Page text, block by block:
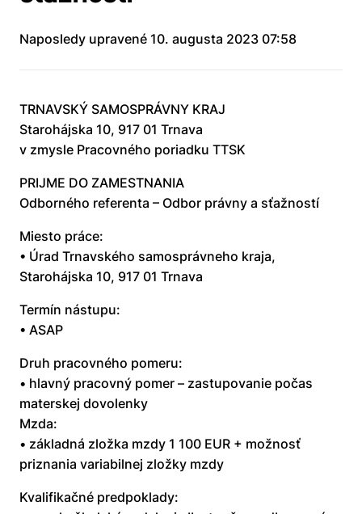
Naposledy upravené 10. augusta 2023 07:58
TRNAVSKÝ SAMOSPRÁVNY KRAJ
Starohájska 10, 917 01 Trnava
v zmysle Pracovného poriadku TTSK
PRIJME DO ZAMESTNANIA
Odborného referenta – Odbor právny a sťažností
Miesto práce:
• Úrad Trnavského samosprávneho kraja,
Starohájska 10, 917 01 Trnava
Termín nástupu:
• ASAP
Druh pracovného pomeru:
• hlavný pracovný pomer – zastupovanie počas
materskej dovolenky
Mzda:
• základná zložka mzdy 1 100 EUR + možnosť
priznania variabilnej zložky mzdy
Kvalifikačné predpoklady: